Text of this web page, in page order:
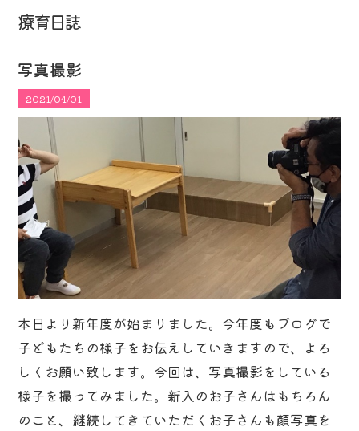
療育日誌
写真撮影
2021/04/01
本日より新年度が始まりました。今年度もブログで
子どもたちの様子をお伝えしていきますので、よろ
しくお願い致します。今回は、写真撮影をしている
様子を撮ってみました。新入のお子さんはもちろん
のこと、継続してきていただくお子さんも顔写真を